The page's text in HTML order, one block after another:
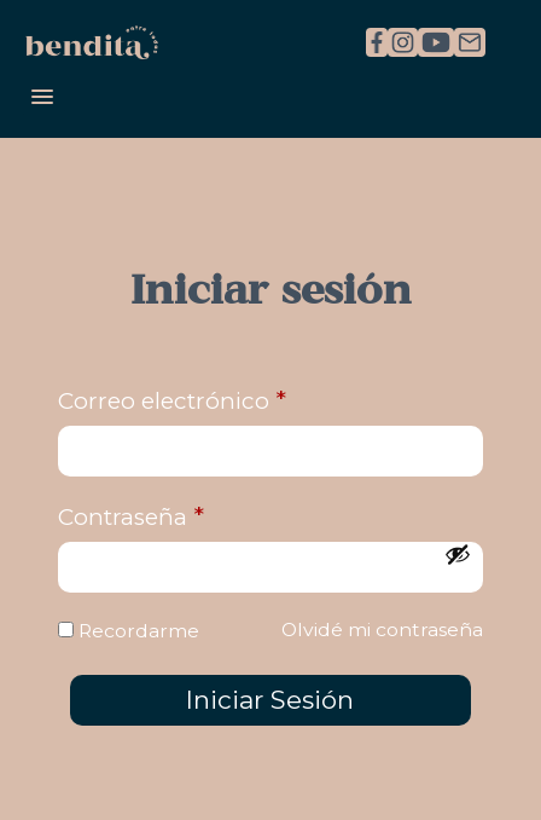
Iniciar sesión
Correo electrónico *
Contraseña *
Recordarme Olvidé mi contraseña
Iniciar Sesión